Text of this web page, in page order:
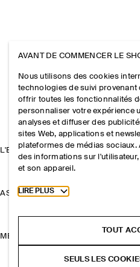
L'ENTREPRISE
ASSISTANCE
MENTIONS LÉGALES
AVANT DE COMMENCER LE
Nous utilisons des cookies
technologies de suivi provenant
offrir toutes les fonctionnalités
personnaliser votre expérience
analyses et diffuser des
sites Web, applications et
plateformes de médias
des informations sur
et son appareil.
Toggle more cookie
LIRE PLUS
TOUT
SEULS LES